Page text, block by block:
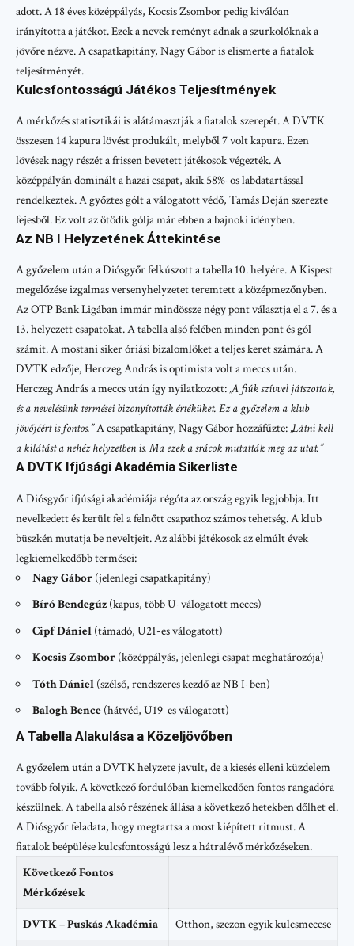
adott. A 18 éves középpályás, Kocsis Zsombor pedig kiválóan
irányította a játékot. Ezek a nevek reményt adnak a szurkolóknak a
jövőre nézve. A csapatkapitány, Nagy Gábor is elismerte a fiatalok
teljesítményét.
Kulcsfontosságú Játékos Teljesítmények
A mérkőzés statisztikái is alátámasztják a fiatalok szerepét. A DVTK
összesen 14 kapura lövést produkált, melyből 7 volt kapura. Ezen
lövések nagy részét a frissen bevetett játékosok végezték. A
középpályán dominált a hazai csapat, akik 58%-os labdatartással
rendelkeztek. A győztes gólt a válogatott védő, Tamás Deján szerezte
fejesből. Ez volt az ötödik gólja már ebben a bajnoki idényben.
Az NB I Helyzetének Áttekintése
A győzelem után a Diósgyőr felkúszott a tabella 10. helyére. A Kispest
megelőzése izgalmas versenyhelyzetet teremtett a középmezőnyben.
Az OTP Bank Ligában immár mindössze négy pont választja el a 7. és a
13. helyezett csapatokat. A tabella alsó felében minden pont és gól
számit. A mostani siker óriási bizalomlöket a teljes keret számára. A
DVTK edzője, Herczeg András is optimista volt a meccs után.
Herczeg András a meccs után így nyilatkozott:„A fiúk szívvel játszottak,
és a nevelésünk termései bizonyították értéküket. Ez a győzelem a klub
jövőjéért is fontos.”A csapatkapitány, Nagy Gábor hozzáfűzte:„Látni kell
a kilátást a nehéz helyzetben is. Ma ezek a srácok mutatták meg az utat.”
A DVTK Ifjúsági Akadémia Sikerliste
A Diósgyőr ifjúsági akadémiája régóta az ország egyik legjobbja. Itt
nevelkedett és került fel a felnőtt csapathoz számos tehetség. A klub
büszkén mutatja be neveltjeit. Az alábbi játékosok az elmúlt évek
legkiemelkedőbb termései:
Nagy Gábor (jelenlegi csapatkapitány)
Bíró Bendegúz (kapus, több U-válogatott meccs)
Cipf Dániel (támadó, U21-es válogatott)
Kocsis Zsombor (középpályás, jelenlegi csapat meghatározója)
Tóth Dániel (szélső, rendszeres kezdő az NB I-ben)
Balogh Bence (hátvéd, U19-es válogatott)
A Tabella Alakulása a Közeljövőben
A győzelem után a DVTK helyzete javult, de a kiesés elleni küzdelem
tovább folyik. A következő fordulóban kiemelkedően fontos rangadóra
készülnek. A tabella alsó részének állása a következő hetekben dőlhet el.
A Diósgyőr feladata, hogy megtartsa a most kiépített ritmust. A
fiatalok beépülése kulcsfontosságú lesz a hátralévő mérkőzéseken.
Következő Fontos
Mérkőzések
DVTK – Puskás Akadémia Otthon, szezon egyik kulcsmeccse